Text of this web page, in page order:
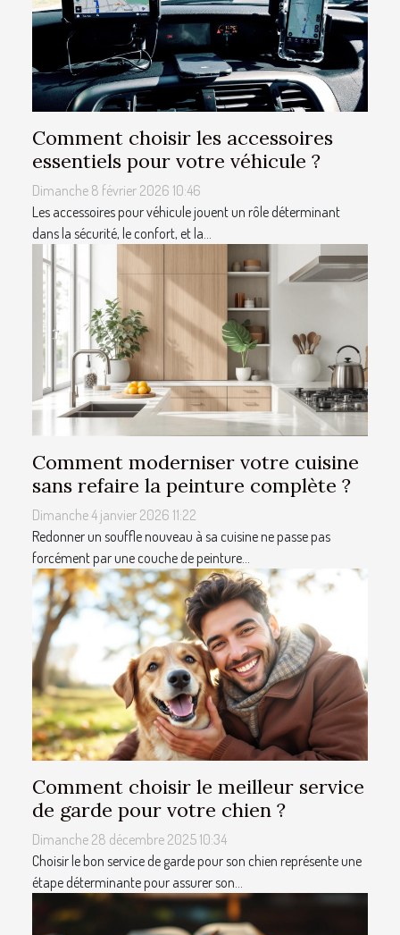
Comment choisir les accessoires
essentiels pour votre véhicule ?
Dimanche 8 février 2026 10:46
Les accessoires pour véhicule jouent un rôle déterminant
dans la sécurité, le confort, et la...
Comment moderniser votre cuisine
sans refaire la peinture complète ?
Dimanche 4 janvier 2026 11:22
Redonner un souffle nouveau à sa cuisine ne passe pas
forcément par une couche de peinture...
Comment choisir le meilleur service
de garde pour votre chien ?
Dimanche 28 décembre 2025 10:34
Choisir le bon service de garde pour son chien représente une
étape déterminante pour assurer son...